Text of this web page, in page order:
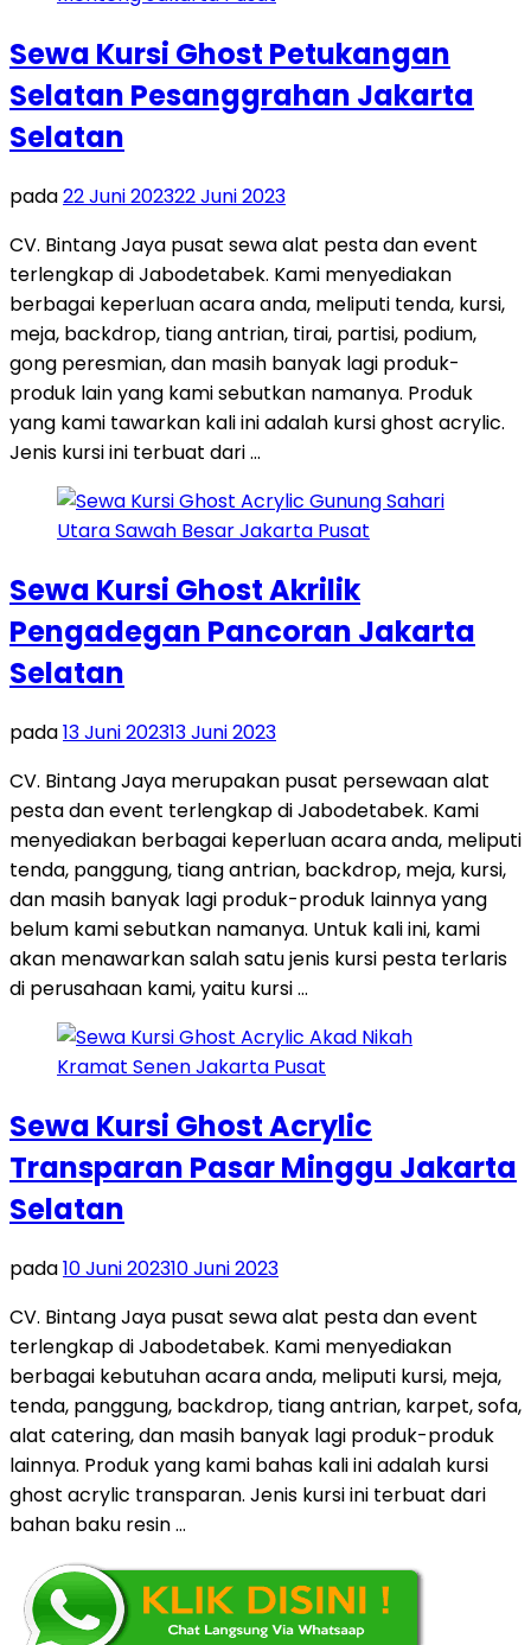
Sewa Kursi Ghost Petukangan
Selatan Pesanggrahan Jakarta
Selatan
pada22 Juni 202322 Juni 2023
CV. Bintang Jaya pusat sewa alat pesta dan event
terlengkap di Jabodetabek. Kami menyediakan
berbagai keperluan acara anda, meliputi tenda, kursi,
meja, backdrop, tiang antrian, tirai, partisi, podium,
gong peresmian, dan masih banyak lagi produk-
produk lain yang kami sebutkan namanya. Produk
yang kami tawarkan kali ini adalah kursi ghost acrylic.
Jenis kursi ini terbuat dari …
Sewa Kursi Ghost Akrilik
Pengadegan Pancoran Jakarta
Selatan
pada13 Juni 202313 Juni 2023
CV. Bintang Jaya merupakan pusat persewaan alat
pesta dan event terlengkap di Jabodetabek. Kami
menyediakan berbagai keperluan acara anda, meliputi
tenda, panggung, tiang antrian, backdrop, meja, kursi,
dan masih banyak lagi produk-produk lainnya yang
belum kami sebutkan namanya. Untuk kali ini, kami
akan menawarkan salah satu jenis kursi pesta terlaris
di perusahaan kami, yaitu kursi …
Sewa Kursi Ghost Acrylic
Transparan Pasar Minggu Jakarta
Selatan
pada10 Juni 202310 Juni 2023
CV. Bintang Jaya pusat sewa alat pesta dan event
terlengkap di Jabodetabek. Kami menyediakan
berbagai kebutuhan acara anda, meliputi kursi, meja,
tenda, panggung, backdrop, tiang antrian, karpet, sofa,
alat catering, dan masih banyak lagi produk-produk
lainnya. Produk yang kami bahas kali ini adalah kursi
ghost acrylic transparan. Jenis kursi ini terbuat dari
bahan baku resin …